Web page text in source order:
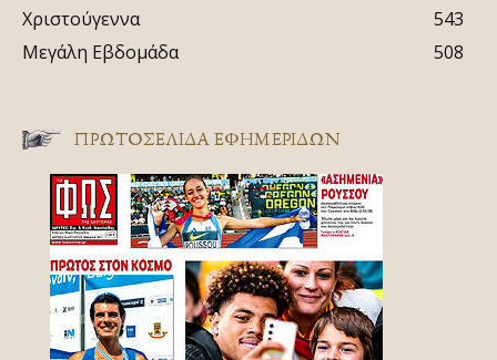
Χριστούγεννα
543
Μεγάλη Εβδομάδα
508
ΠΡΩΤΟΣΈΛΙΔΑ ΕΦΗΜΕΡΊΔΩΝ